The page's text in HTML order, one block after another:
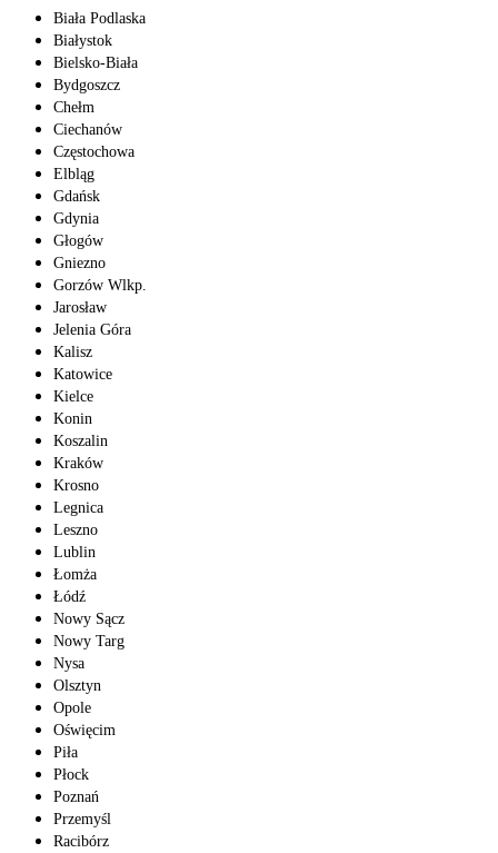
Biała Podlaska
Białystok
Bielsko-Biała
Bydgoszcz
Chełm
Ciechanów
Częstochowa
Elbląg
Gdańsk
Gdynia
Głogów
Gniezno
Gorzów Wlkp.
Jarosław
Jelenia Góra
Kalisz
Katowice
Kielce
Konin
Koszalin
Kraków
Krosno
Legnica
Leszno
Lublin
Łomża
Łódź
Nowy Sącz
Nowy Targ
Nysa
Olsztyn
Opole
Oświęcim
Piła
Płock
Poznań
Przemyśl
Racibórz